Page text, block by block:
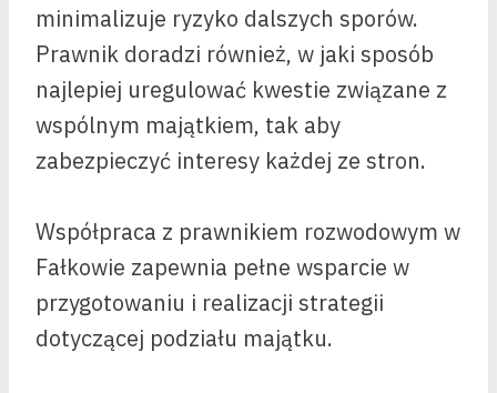
minimalizuje ryzyko dalszych sporów.
Prawnik doradzi również, w jaki sposób
najlepiej uregulować kwestie związane z
wspólnym majątkiem, tak aby
zabezpieczyć interesy każdej ze stron.
Współpraca z prawnikiem rozwodowym w
Fałkowie zapewnia pełne wsparcie w
przygotowaniu i realizacji strategii
dotyczącej podziału majątku.